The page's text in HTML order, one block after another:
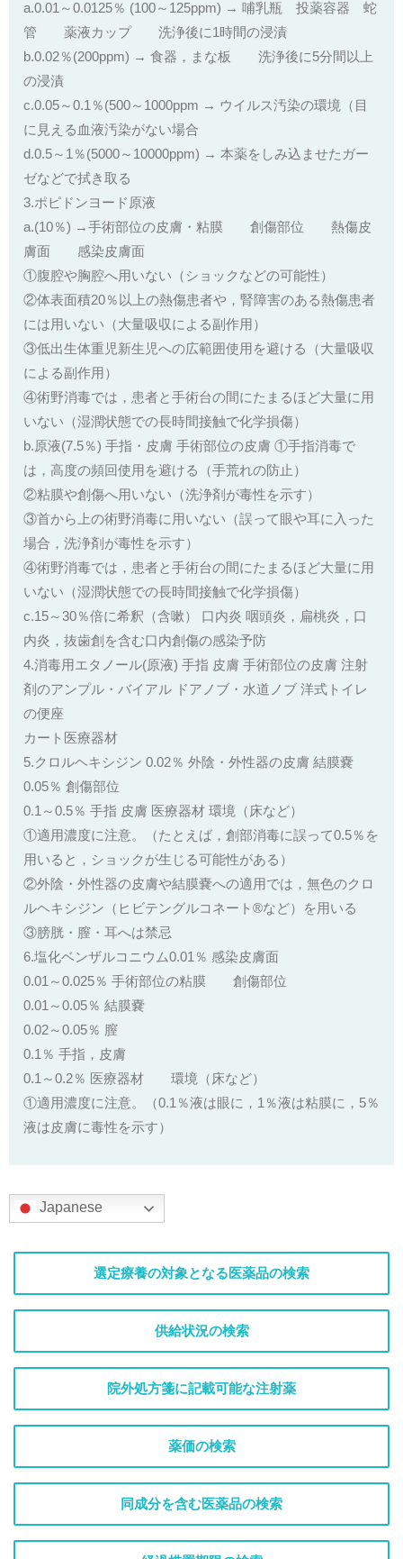
a.0.01～0.0125％ (100～125ppm) → 哺乳瓶 投薬容器 蛇
管 薬液カップ 洗浄後に1時間の浸漬
b.0.02％(200ppm) → 食器，まな板 洗浄後に5分間以上
の浸漬
c.0.05～0.1％(500～1000ppm → ウイルス汚染の環境（目
に見える血液汚染がない場合
d.0.5～1％(5000～10000ppm) → 本薬をしみ込ませたガー
ゼなどで拭き取る
3.ポピドンヨード原液
a.(10％) →手術部位の皮膚・粘膜 創傷部位 熱傷皮
膚面 感染皮膚面
①腹腔や胸腔へ用いない（ショックなどの可能性）
②体表面積20％以上の熱傷患者や，腎障害のある熱傷患者
には用いない（大量吸収による副作用）
③低出生体重児新生児への広範囲使用を避ける（大量吸収
による副作用）
④術野消毒では，患者と手術台の間にたまるほど大量に用
いない（湿潤状態での長時間接触で化学損傷）
b.原液(7.5％) 手指・皮膚 手術部位の皮膚 ①手指消毒で
は，高度の頻回使用を避ける（手荒れの防止）
②粘膜や創傷へ用いない（洗浄剤が毒性を示す）
③首から上の術野消毒に用いない（誤って眼や耳に入った
場合，洗浄剤が毒性を示す）
④術野消毒では，患者と手術台の間にたまるほど大量に用
いない（湿潤状態での長時間接触で化学損傷）
c.15～30％倍に希釈（含嗽） 口内炎 咽頭炎，扁桃炎，口
内炎，抜歯創を含む口内創傷の感染予防
4.消毒用エタノール(原液) 手指 皮膚 手術部位の皮膚 注射
剤のアンプル・バイアル ドアノブ・水道ノブ 洋式トイレ
の便座
カート医療器材
5.クロルヘキシジン 0.02％ 外陰・外性器の皮膚 結膜嚢
0.05％ 創傷部位
0.1～0.5％ 手指 皮膚 医療器材 環境（床など）
①適用濃度に注意。（たとえば，創部消毒に誤って0.5％を
用いると，ショックが生じる可能性がある）
②外陰・外性器の皮膚や結膜嚢への適用では，無色のクロ
ルヘキシジン（ヒビテングルコネート®など）を用いる
③膀胱・膣・耳へは禁忌
6.塩化ベンザルコニウム0.01％ 感染皮膚面
0.01～0.025％ 手術部位の粘膜 創傷部位
0.01～0.05％ 結膜嚢
0.02～0.05％ 膣
0.1％ 手指，皮膚
0.1～0.2％ 医療器材 環境（床など）
①適用濃度に注意。（0.1％液は眼に，1％液は粘膜に，5％
液は皮膚に毒性を示す）
Japanese
選定療養の対象となる医薬品の検索
供給状況の検索
院外処方箋に記載可能な注射薬
薬価の検索
同成分を含む医薬品の検索